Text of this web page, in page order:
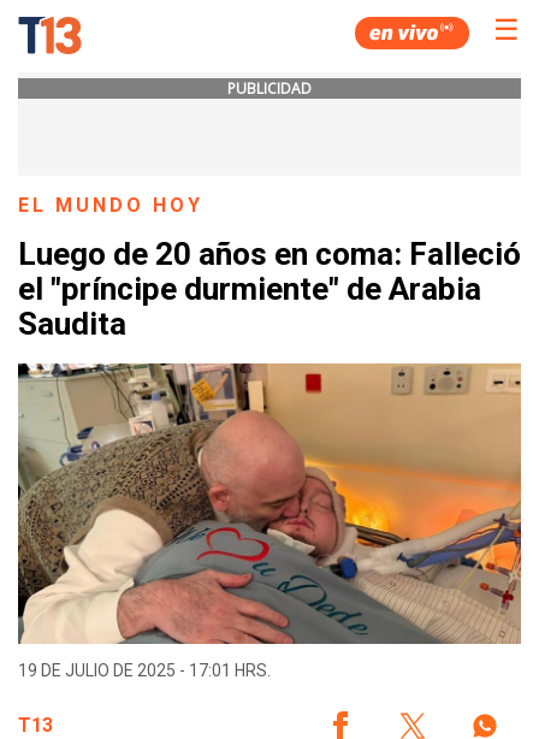
☰
PUBLICIDAD
EL MUNDO HOY
Luego de 20 años en coma: Falleció
el "príncipe durmiente" de Arabia
Saudita
19 DE JULIO DE 2025 - 17:01 HRS.
T13